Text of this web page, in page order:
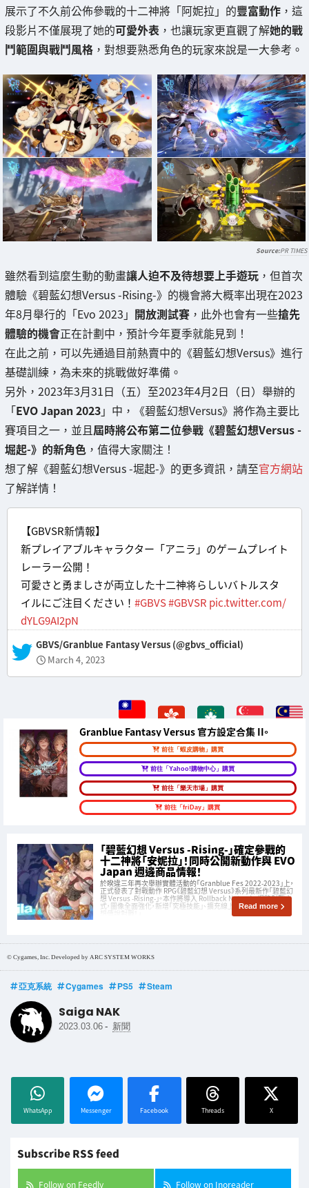
展示了不久前公佈參戰的十二神將「阿妮拉」的豐富動作 ，這
段影片不僅展現了她的可愛外表 ，也讓玩家更直觀了解她的戰
鬥範圍與戰鬥風格 ，對想要熟悉角色的玩家來說是一大參考。
PR TIMES
雖然看到這麼生動的動畫讓人迫不及待想要上手遊玩 ，但首次
體驗《碧藍幻想Versus -Rising-》的機會將大概率出現在2023
年8月舉行的「Evo 2023」 開放測試賽 ，此外也會有一些搶先
體驗的機會正在計劃中，預計今年夏季就能見到！
在此之前，可以先通過目前熱賣中的《碧藍幻想Versus》進行
基礎訓練，為未來的挑戰做好準備。
另外，2023年3月31日（五）至2023年4月2日（日）舉辦的
「EVO Japan 2023」中，《碧藍幻想Versus》將作為主要比
賽項目之一，並且屆時將公布第二位參戰《碧藍幻想Versus -
堀起-》的新角色 ，值得大家關注！
想了解《碧藍幻想Versus -堀起-》的更多資訊，請至官方網站
了解詳情！
【GBVSR新情報】
新プレイアブルキャラクター「アニラ」のゲームプレイト
レーラー公開！
可愛さと勇ましさが両立した十二神将らしいバトルスタ
イルにご注目ください！ #GBVS#GBVSR pic.twitter.com/
dYLG9AI2pN
— GBVS/Granblue Fantasy Versus (@gbvs_official)
March 4, 2023
Granblue Fantasy Versus 官方設定合集 II。
前往「蝦皮購物」購買
前往「Yahoo!購物中心」購買
前往「樂天市場」購買
前往「friDay」購買
「碧藍幻想 Versus -Rising-」確定參戰的
十二神將「安妮拉」！同時公開新動作與 EVO
Japan 週邊商品情報！
於睽違三年再次舉辦實體活動的「Granblue Fes 2022-2023」上，
正式發表了對戰動作 RPG《碧藍幻想 Versus》系列最新作「碧藍幻
想 Versus -Rising-」。本作將導入 Rollback Netcode 網路對戰方
式，圖像全面強化，新增「究極技能」、擴充線上大廳，以及「碧藍幻
Read more
© Cygames, Inc. Developed by ARC SYSTEM WORKS
亞克系統 Cygames PS5 Steam
Saiga NAK
2023.03.06 - 新聞
WhatsApp Messenger Facebook Threads X
Subscribe RSS feed
Follow on Feedly Follow on Inoreader